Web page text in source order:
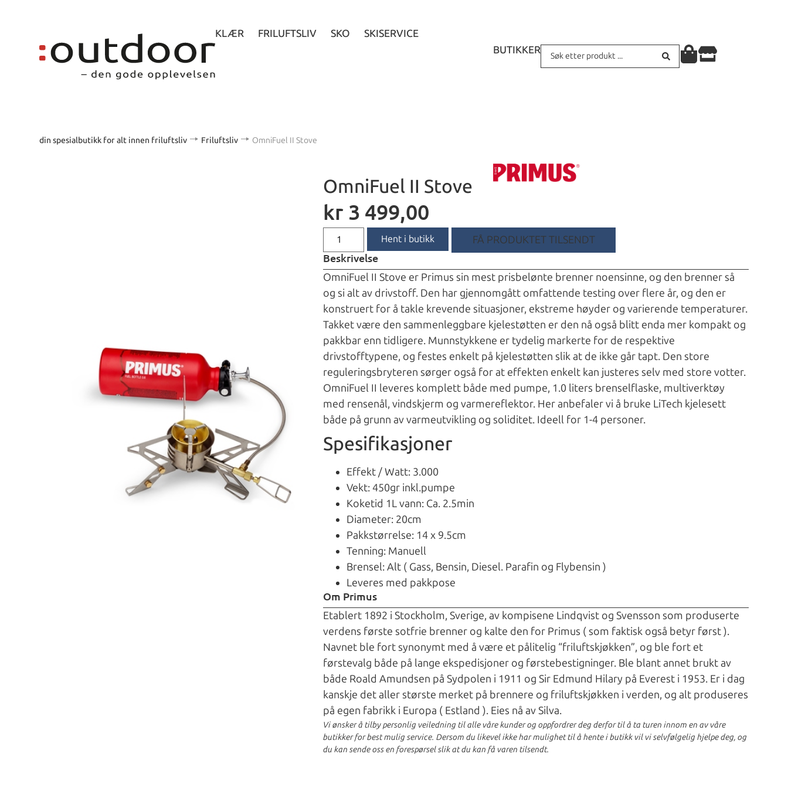
KLÆR FRILUFTSLIV SKO
SKISERVICE
BUTIKKER
din spesialbutikk for alt innen friluftsliv Friluftsliv OmniFuel II Stove
OmniFuel II Stove
kr 3 499,00
Hent i butikk FÅ PRODUKTET TILSENDT
Beskrivelse
OmniFuel II Stove er Primus sin mest prisbelønte brenner noensinne, og den brenner så
og si alt av drivstoff. Den har gjennomgått omfattende testing over flere år, og den er
konstruert for å takle krevende situasjoner, ekstreme høyder og varierende temperaturer.
Takket være den sammenleggbare kjelestøtten er den nå også blitt enda mer kompakt og
pakkbar enn tidligere. Munnstykkene er tydelig markerte for de respektive
drivstofftypene, og festes enkelt på kjelestøtten slik at de ikke går tapt. Den store
reguleringsbryteren sørger også for at effekten enkelt kan justeres selv med store votter.
OmniFuel II leveres komplett både med pumpe, 1.0 liters brenselflaske, multiverktøy
med rensenål, vindskjerm og varmereflektor. Her anbefaler vi å bruke LiTech kjelesett
både på grunn av varmeutvikling og soliditet. Ideell for 1-4 personer.
Spesifikasjoner
Effekt / Watt: 3.000
Vekt: 450gr inkl.pumpe
Koketid 1L vann: Ca. 2.5min
Diameter: 20cm
Pakkstørrelse: 14 x 9.5cm
Tenning: Manuell
Brensel: Alt ( Gass, Bensin, Diesel. Parafin og Flybensin )
Leveres med pakkpose
Om Primus
Etablert 1892 i Stockholm, Sverige, av kompisene Lindqvist og Svensson som produserte
verdens første sotfrie brenner og kalte den for Primus ( som faktisk også betyr først ).
Navnet ble fort synonymt med å være et pålitelig “friluftskjøkken”, og ble fort et
førstevalg både på lange ekspedisjoner og førstebestigninger. Ble blant annet brukt av
både Roald Amundsen på Sydpolen i 1911 og Sir Edmund Hilary på Everest i 1953. Er i dag
kanskje det aller største merket på brennere og friluftskjøkken i verden, og alt produseres
på egen fabrikk i Europa ( Estland ). Eies nå av Silva.
Vi ønsker å tilby personlig veiledning til alle våre kunder og oppfordrer deg derfor til å ta turen innom en av våre
butikker for best mulig service. Dersom du likevel ikke har mulighet til å hente i butikk vil vi selvfølgelig hjelpe deg, og
du kan sende oss en forespørsel slik at du kan få varen tilsendt.